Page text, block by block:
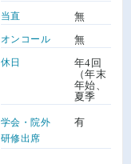
当直 無
オンコール 無
休日
年4回
（年末
年始、
夏季
学会・院外
研修出席
有